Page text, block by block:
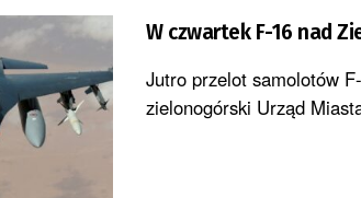
W czwartek F-16 nad
Jutro przelot samolotów
zielonogórski Urząd